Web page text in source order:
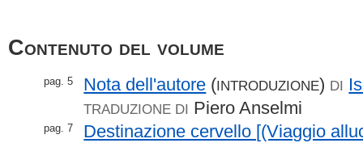
Contenuto del volume
pag. 5 Nota dell'autore (INTRODUZIONE) DI
TRADUZIONE DI Piero Anselmi
pag. 7
Destinazione cervello [(Viaggio